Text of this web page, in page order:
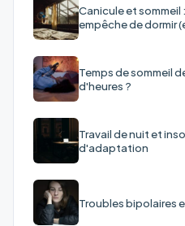
Canicule et sommeil
empêche de dormir
Temps de sommeil
d'heures ?
Travail de nuit et
d'adaptation
Troubles bipolaires